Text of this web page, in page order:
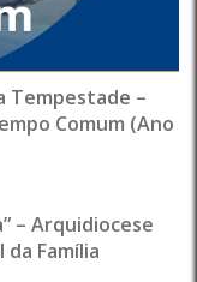
Tempestade –
Comum (Ano
– Arquidiocese
da Família